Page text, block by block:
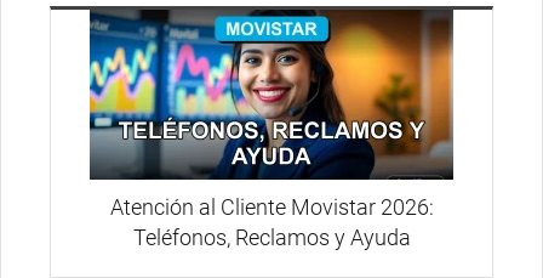
Atención al Cliente Movistar 2026:
Teléfonos, Reclamos y Ayuda